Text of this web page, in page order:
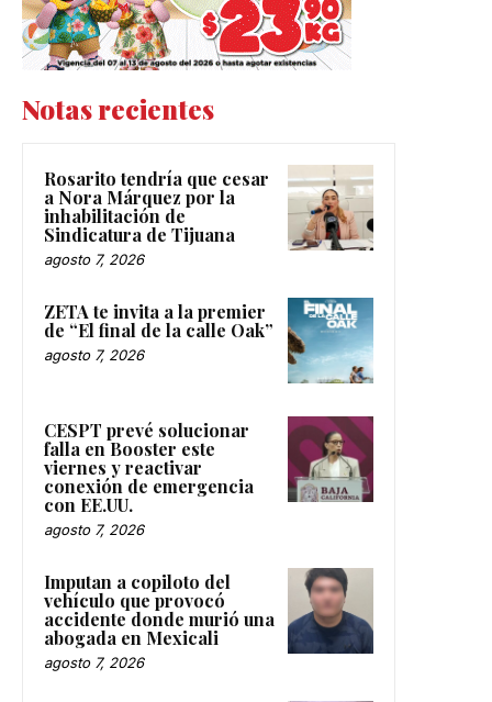
Notas recientes
Rosarito tendría que cesar
a Nora Márquez por la
inhabilitación de
Sindicatura de Tijuana
agosto 7, 2026
ZETA te invita a la premier
de “El final de la calle Oak”
agosto 7, 2026
CESPT prevé solucionar
falla en Booster este
viernes y reactivar
conexión de emergencia
con EE.UU.
agosto 7, 2026
Imputan a copiloto del
vehículo que provocó
accidente donde murió una
abogada en Mexicali
agosto 7, 2026